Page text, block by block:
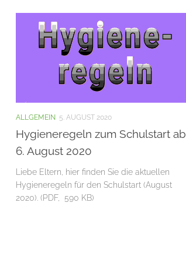
ALLGEMEIN 5. AUGUST 2020
Hygieneregeln zum Schulstart ab
6. August 2020
Liebe Eltern, hier finden Sie die aktuellen
Hygieneregeln für den Schulstart (August
2020). (PDF, 590 KB)